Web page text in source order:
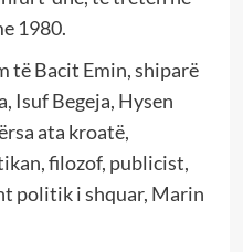
1980.
të Bacit Emin, shiparë
Isuf Begeja, Hysen
ata kroatë,
filozof, publicist,
politik i shquar, Marin